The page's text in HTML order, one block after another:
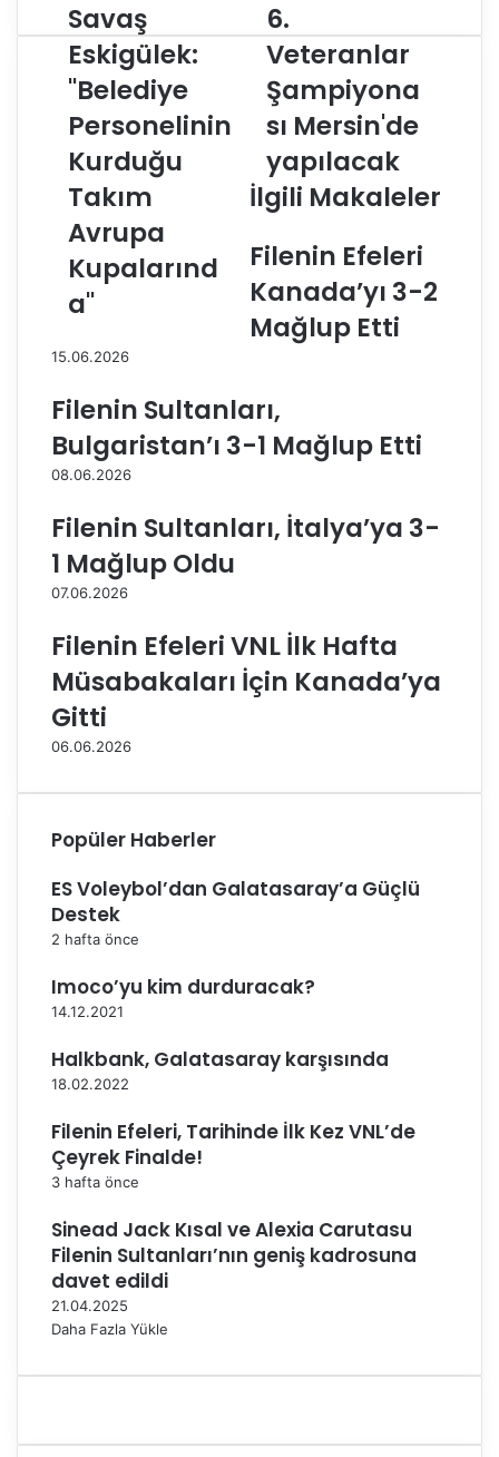
S
a
v
a
E
s
k
g
ü
k
"
e
e
d
y
P
e
s
n
e
K
r
d
u
u
T
k
ı
A
v
r
p
a
K
u
p
Savaş
Eskigülek:
"Belediye
Personelinin
Kurduğu
Takım
Avrupa
Kupalarınd
a"
6
.
V
e
t
e
r
a
n
a
r
Ş
a
m
y
o
n
ı
n
'
c
6.
Veteranlar
Şampiyona
sı Mersin'de
yapılacak
İlgili Makaleler
Filenin Efeleri
Kanada’yı 3-2
Mağlup Etti
15.06.2026
Filenin Sultanları,
Bulgaristan’ı 3-1 Mağlup Etti
08.06.2026
Filenin Sultanları, İtalya’ya 3-
1 Mağlup Oldu
07.06.2026
Filenin Efeleri VNL İlk Hafta
Müsabakaları İçin Kanada’ya
Gitti
06.06.2026
Popüler Haberler
ES Voleybol’dan Galatasaray’a Güçlü
Destek
2 hafta önce
Imoco’yu kim durduracak?
14.12.2021
Halkbank, Galatasaray karşısında
18.02.2022
Filenin Efeleri, Tarihinde İlk Kez VNL’de
Çeyrek Finalde!
3 hafta önce
Sinead Jack Kısal ve Alexia Carutasu
Filenin Sultanları’nın geniş kadrosuna
davet edildi
21.04.2025
Daha Fazla Yükle